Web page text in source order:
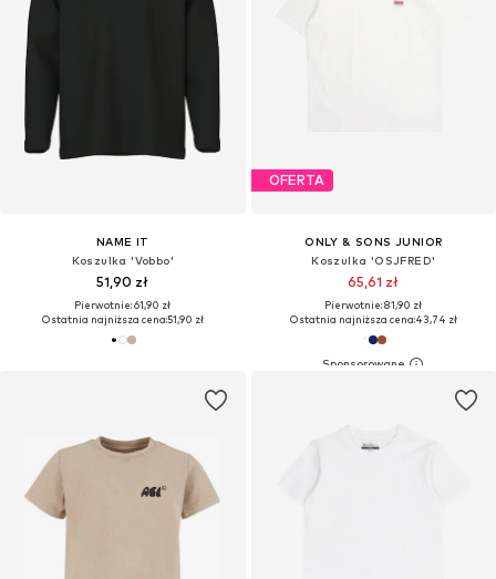
NAME IT
Koszulka 'Vobbo'
51,90 zł
Pierwotnie: 61,90 zł
Ostatnia najniższa cena:51,90 zł
OFERTA
ONLY & SONS JUNIOR
Koszulka 'OSJFRED'
65,61 zł
Pierwotnie: 81,90 zł
Ostatnia najniższa cena:43,74 zł